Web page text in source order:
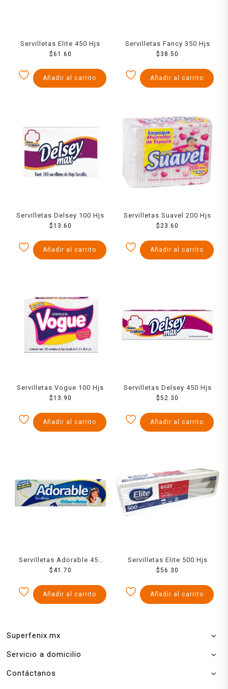
Servilletas Elite 450 Hjs
$61.60
Añadir al carrito
Servilletas Fancy 350 Hjs
$ 38.50
Añadir al carrito
Servilletas Delsey 100 Hjs
$13.60
Añadir al carrito
Servilletas Suavel 200 Hjs
$23.60
Añadir al carrito
Servilletas Vogue 100 Hjs
$13.90
Añadir al carrito
Servilletas Delsey 450 Hjs
$52.30
Añadir al carrito
Servilletas Adorable 450
pzas
$41.70
Añadir al carrito
Servilletas Elite 500 Hjs
$56.30
Añadir al carrito
Superfenix.mx
Servicio a domicilio
Contáctanos